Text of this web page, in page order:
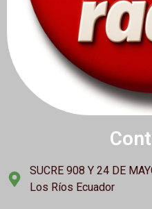
SUCRE 908 Y 24 DE
Los Ríos Ecuador